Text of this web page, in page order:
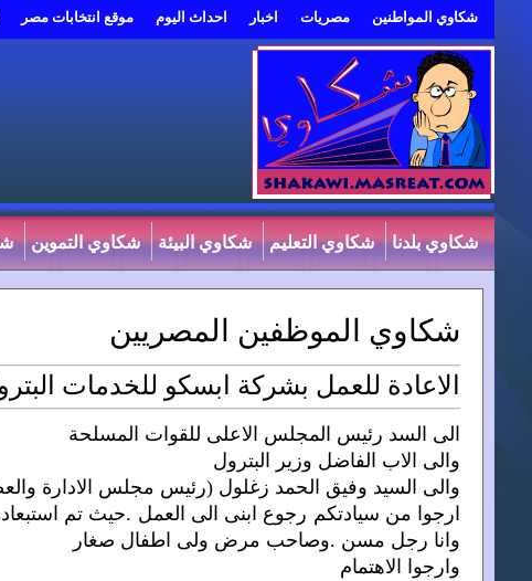
شكاوي المواطنين مصريات اخبار احداث اليوم موقع انتخابات مصر
شكاوي بلدنا شكاوي التعليم شكاوي البيئة شكاوي التموين
شكاوي الموظفين المصريين
الاعادة للعمل بشركة ابسكو للخدمات
الى السد رئيس المجلس الاعلى للقوات المسلحة
والى الاب الفاضل وزير البترول
والى السيد وفيق الحمد زغلول (رئيس مجلس الادارة
ارجوا من سيادتكم رجوع ابنى الى العمل .حيث تم
وانا رجل مسن .وصاحب مرض ولى اطفال صغار
وارجوا الاهتمام